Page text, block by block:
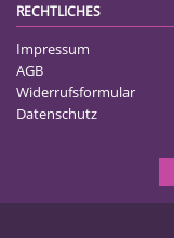
RECHTLICHES
Impressum
AGB
Widerrufsformular
Datenschutz